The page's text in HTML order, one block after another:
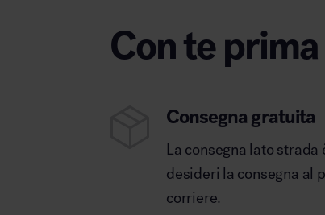
Con te
Consegna gratuita
La consegna lato
desideri la consegna al
corriere.